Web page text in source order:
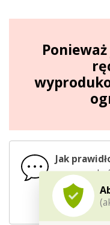
Jak
zawsze
zawsze
ucinaj